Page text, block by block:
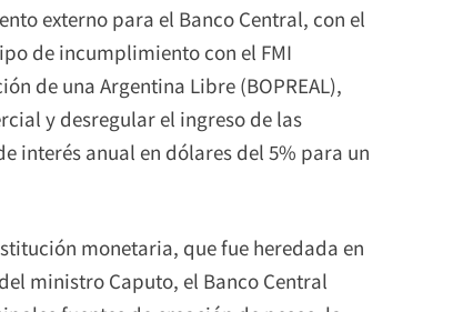
externo para el Banco Central, con el
de incumplimiento con el FMI
de una Argentina Libre (BOPREAL),
y desregular el ingreso de las
interés anual en dólares del 5% para un
monetaria, que fue heredada en
ministro Caputo, el Banco Central